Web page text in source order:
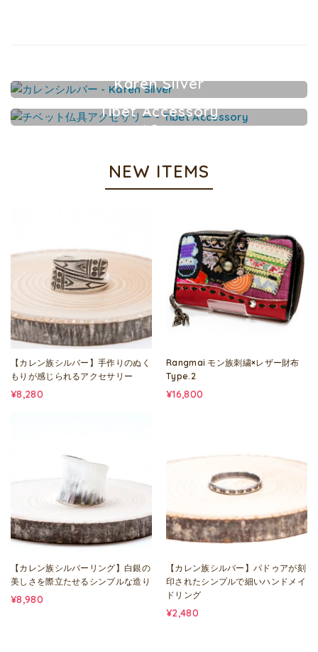
Karen Silver
カレンシルバーアクセサリー
Tibet Accessory
チベット仏具アクセサリー
NEW ITEMS
【カレン族シルバー】手作りのぬく
もりが感じられるアクセサリー
¥8,280
Rangmai モン族刺繍×レザー財布
Type.2
¥16,800
【カレン族シルバーリング】白銀の
美しさを際立たせるシンプルな造り
¥8,980
【カレン族シルバー】パドゥアが刻
印されたシンプルで細いハンドメイ
ドリング
¥2,480